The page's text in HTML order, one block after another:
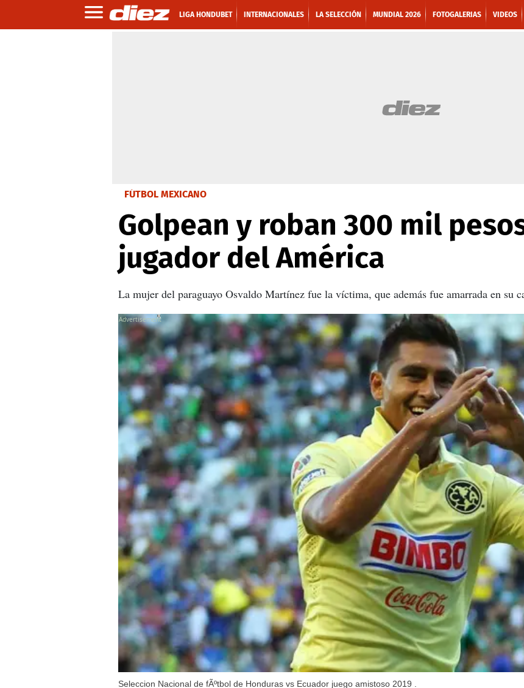
LIGA HONDUBET INTERNACIONALES LA SELECCIÓN MUNDIAL 2026 FOTOGALERIAS VIDEOS
FÚTBOL MEXICANO
Golpean y roban 300 mil
jugador del América
La mujer del paraguayo Osvaldo Martínez fue la víctima, que además fue amarrada en su
Seleccion Nacional de fÃºtbol de Honduras vs Ecuador juego amistoso 2019 .
X